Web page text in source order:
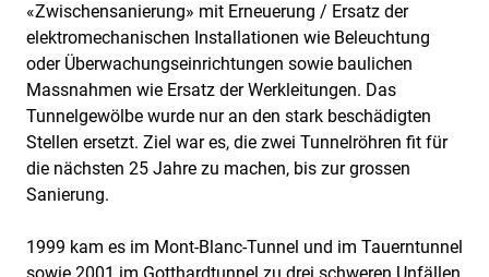
«Zwischensanierung» mit Erneuerung / Ersatz der
elektromechanischen Installationen wie Beleuchtung
oder Überwachungseinrichtungen sowie baulichen
Massnahmen wie Ersatz der Werkleitungen. Das
Tunnelgewölbe wurde nur an den stark beschädigten
Stellen ersetzt. Ziel war es, die zwei Tunnelröhren fit für
die nächsten 25 Jahre zu machen, bis zur grossen
Sanierung.
1999 kam es im Mont-Blanc-Tunnel und im Tauerntunnel